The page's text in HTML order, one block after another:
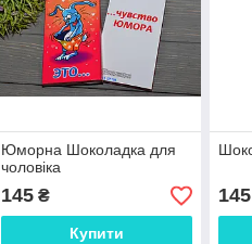
Юморна Шоколадка для
чоловіка
145₴
Купити
145